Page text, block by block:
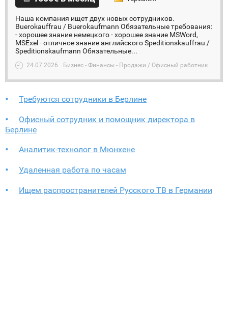
Наша компания ищет двух новых сотрудников.
Buerokauffrau / Buerokaufmann Обязательные требования:
- хорошее знание немецкого - хорошее знание MSWord,
MSExel - отличное знание английского Speditionskauffrau /
Speditionskaufmann Обязательные...
24.07.2026 Бизнес - Финансы - Продажи / Офисный работник
Требуются сотрудники в Берлине
Офисный сотрудник и помощник директора в
Берлине
Аналитик-технолог в Мюнхене
Удаленная работа по часам
Ищем распространителей Русского ТВ в Германии